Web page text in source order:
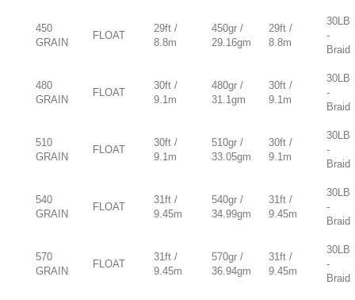
450
GRAIN
FLOAT
29ft /
8.8m
450gr /
29.16gm
29ft /
8.8m
30LB
-
Braid
480
GRAIN
FLOAT
30ft /
9.1m
480gr /
31.1gm
30ft /
9.1m
30LB
-
Braid
510
GRAIN
FLOAT
30ft /
9.1m
510gr /
33.05gm
30ft /
9.1m
30LB
-
Braid
540
GRAIN
FLOAT
31ft /
9.45m
540gr /
34.99gm
31ft /
9.45m
30LB
-
Braid
570
GRAIN
FLOAT
31ft /
9.45m
570gr /
36.94gm
31ft /
9.45m
30LB
-
Braid